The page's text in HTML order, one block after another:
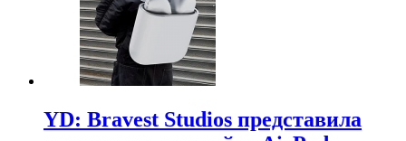
YD: Bravest Studios представила